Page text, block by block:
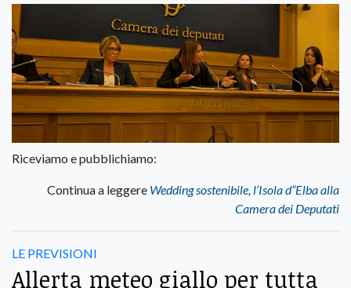
Riceviamo e pubblichiamo:
Continua a leggere Wedding sostenibile, l’Isola d”Elba alla
Camera dei Deputati
LE PREVISIONI
Allerta meteo giallo per tutta